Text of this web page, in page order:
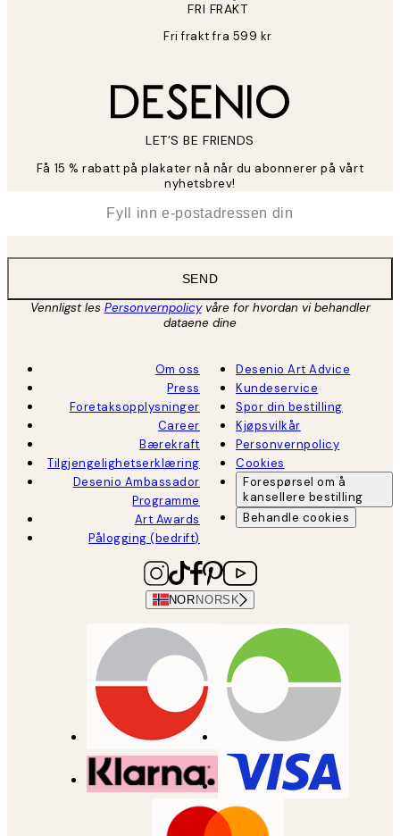
FRI FRAKT
Fri frakt fra 599 kr
LET’S BE FRIENDS
Få 15 % rabatt på plakater nå når du abonnerer på vårt
nyhetsbrev!
SEND
Vennligst les Personvernpolicyvåre for hvordan vi behandler
dataene dine
Om oss
Press
Foretaksopplysninger
Career
Bærekraft
Tilgjengelighetserklæring
Desenio Ambassador
Programme
Art Awards
Pålogging (bedrift)
Desenio Art Advice
Kundeservice
Spor din bestilling
Kjøpsvilkår
Personvernpolicy
Cookies
Forespørsel om å
kansellere bestilling
Behandle cookies
NOR NORSK